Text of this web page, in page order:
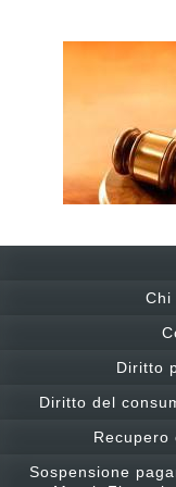
Chi
Diritto
Diritto del
Recupero
Sospensione